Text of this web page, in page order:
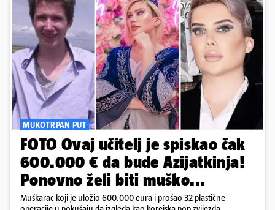
MUKOTRPAN PUT
FOTO Ovaj učitelj je spiskao čak
600.000 € da bude Azijatkinja!
Ponovno želi biti muško...
Muškarac koji je uložio 600.000 eura i prošao 32 plastične